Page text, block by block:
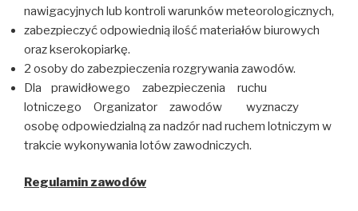
nawigacyjnych lub kontroli warunków meteorologicznych,
zabezpieczyć odpowiednią ilość materiałów biurowych
oraz kserokopiarkę.
2 osoby do zabezpieczenia rozgrywania zawodów.
Dla prawidłowego zabezpieczenia ruchu
lotniczego Organizator zawodów wyznaczy
osobę odpowiedzialną za nadzór nad ruchem lotniczym w
trakcie wykonywania lotów zawodniczych.
Regulamin zawodów